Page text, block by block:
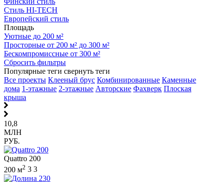
Стиль HI-TECH
Европейский стиль
Площадь
Уютные до 200 м²
Просторные от 200 м² до 300 м²
Бескомпромиссные от 300 м²
Сбросить фильтры
Популярные теги свернуть теги
Все проекты Клееный брус Комбинированные Каменные
дома 1-этажные 2-этажные Авторские Фахверк Плоская
крыша
10,8
МЛН
РУБ.
Quattro 200
200 м2 3 3